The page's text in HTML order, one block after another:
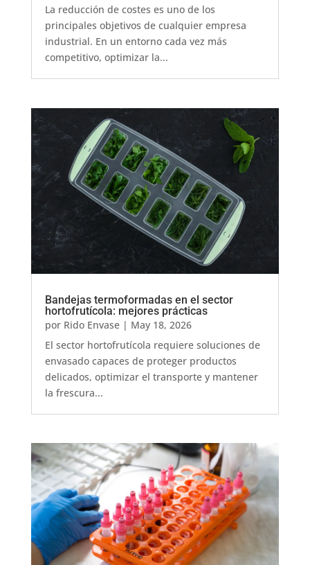
La reducción de costes es uno de los
principales objetivos de cualquier empresa
industrial. En un entorno cada vez más
competitivo, optimizar la...
Bandejas termoformadas en el sector
hortofrutícola: mejores prácticas
por Rido Envase| May 18, 2026
El sector hortofrutícola requiere soluciones de
envasado capaces de proteger productos
delicados, optimizar el transporte y mantener
la frescura...